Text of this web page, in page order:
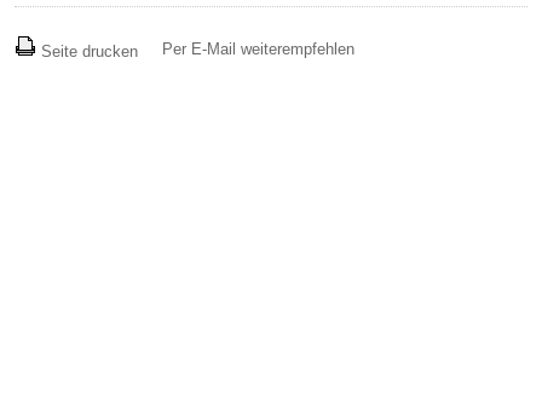
Seite drucken Per E-Mail weiterempfehlen